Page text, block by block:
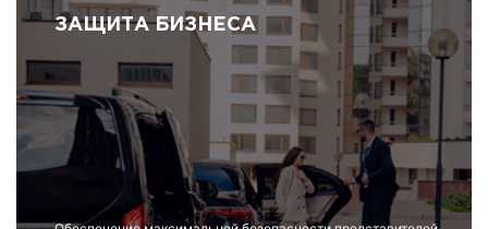
ЗАЩИТА БИЗНЕСА